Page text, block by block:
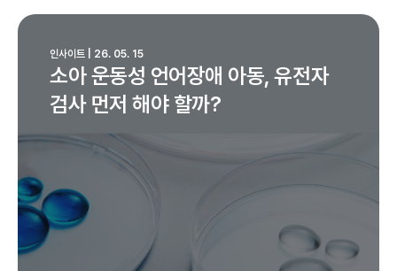
소아 운동성 언어장애 아동, 유전자
검사 먼저 해야 할까?
인사이트 | 26. 05. 15